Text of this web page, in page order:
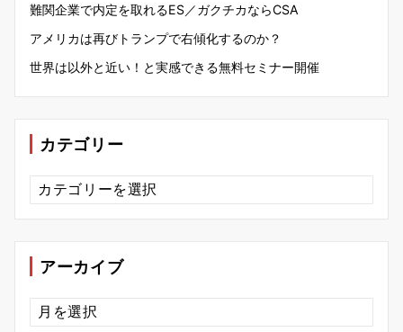
難関企業で内定を取れるES／ガクチカならCSA
アメリカは再びトランプで右傾化するのか？
世界は以外と近い！と実感できる無料セミナー開催
カテゴリー
カ
テ
ゴ
ー
アーカイブ
ア
ー